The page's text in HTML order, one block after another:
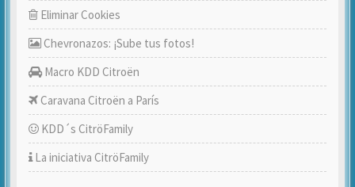
Eliminar Cookies
Chevronazos: ¡Sube tus fotos!
Macro KDD Citroën
Caravana Citroën a París
KDD´s CitröFamily
La iniciativa CitröFamily